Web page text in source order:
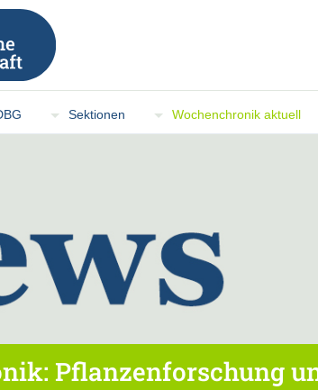
Sektionen Wochenchronik aktuell
Pflanzenforschung